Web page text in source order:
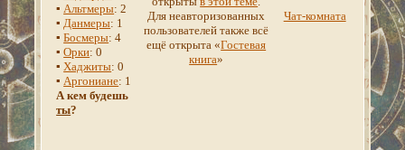
▪Альтмеры: 2
▪Данмеры: 1
▪Босмеры: 4
▪Орки: 0
▪Хаджиты: 0
▪Аргониане: 1
А кем будешь
ты?
Для неавторизованных
пользователей также всё
ещё открыта «Гостевая
книга»
Чат-комната